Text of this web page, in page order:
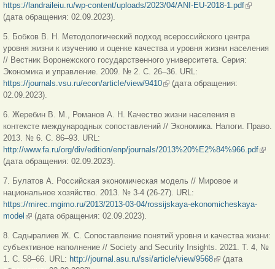
https://landraileiu.ru/wp-content/uploads/2023/04/ANI-EU-2018-1.pdf
(дата обращения: 02.09.2023).
5. Бобков В. Н. Методологический подход всероссийского центра
уровня жизни к изучению и оценке качества и уровня жизни населения
// Вестник Воронежского государственного университета. Серия:
Экономика и управление. 2009. № 2. С. 26–36. URL:
https://journals.vsu.ru/econ/article/view/9410(внешняя ссылка)
(дата обращения:
02.09.2023).
6. Жеребин В. М., Романов А. Н. Качество жизни населения в
контексте международных сопоставлений // Экономика. Налоги. Право.
2013. № 6. С. 86–93. URL:
http://www.fa.ru/org/div/edition/enp/journals/2013%20%E2%84%966.pdf
(дата обращения: 02.09.2023).
7. Булатов А. Российская экономическая модель // Мировое и
национальное хозяйство. 2013. № 3-4 (26-27). URL:
https://mirec.mgimo.ru/2013/2013-03-04/rossijskaya-ekonomicheskaya-
model (внешняя ссылка)
(дата обращения: 02.09.2023).
8. Садыралиев Ж. С. Сопоставление понятий уровня и качества жизни:
субъективное наполнение // Society and Security Insights. 2021. Т. 4, №
1. С. 58‒66. URL: http://journal.asu.ru/ssi/article/view/9568(внешняя
(дата